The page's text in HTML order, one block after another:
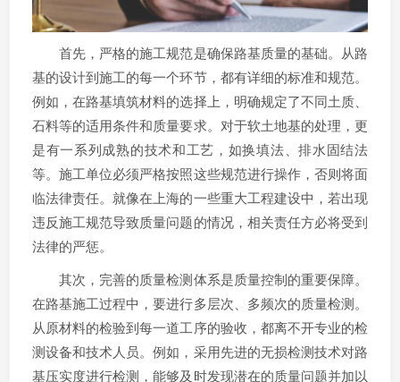
首先，严格的施工规范是确保路基质量的基础。从路
基的设计到施工的每一个环节，都有详细的标准和规范。
例如，在路基填筑材料的选择上，明确规定了不同土质、
石料等的适用条件和质量要求。对于软土地基的处理，更
是有一系列成熟的技术和工艺，如换填法、排水固结法
等。施工单位必须严格按照这些规范进行操作，否则将面
临法律责任。就像在上海的一些重大工程建设中，若出现
违反施工规范导致质量问题的情况，相关责任方必将受到
法律的严惩。
其次，完善的质量检测体系是质量控制的重要保障。
在路基施工过程中，要进行多层次、多频次的质量检测。
从原材料的检验到每一道工序的验收，都离不开专业的检
测设备和技术人员。例如，采用先进的无损检测技术对路
基压实度进行检测，能够及时发现潜在的质量问题并加以